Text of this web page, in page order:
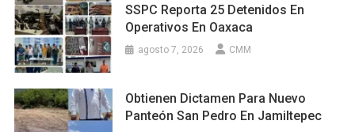
SSPC Reporta 25 Detenidos En
Operativos En Oaxaca
agosto 7, 2026 CMM
Obtienen Dictamen Para Nuevo
Panteón San Pedro En Jamiltepec